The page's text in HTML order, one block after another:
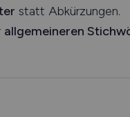
statt Abkürzungen.
allgemeineren